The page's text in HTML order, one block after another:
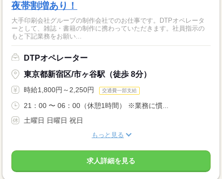
夜帯割増あり！
大手印刷会社グループの制作会社でのお仕事です。DTPオペレータ
ーとして、雑誌・書籍の制作に携わっていただきます。社員指示の
もと下記業務をお願い...
DTPオペレーター
東京都新宿区/市ヶ谷駅（徒歩 8分）
時給1,800円～2,250円 交通費一部支給
21：00 〜 06：00（休憩1時間） ※業務に慣...
土曜日 日曜日 祝日
もっと見る
求人詳細を見る